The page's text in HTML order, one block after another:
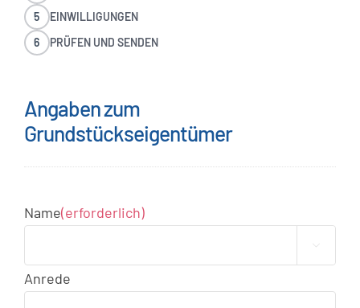
5
EINWILLIGUNGEN
6
PRÜFEN UND SENDEN
Angaben zum
Grundstückseigentümer
Name(erforderlich)
Anrede